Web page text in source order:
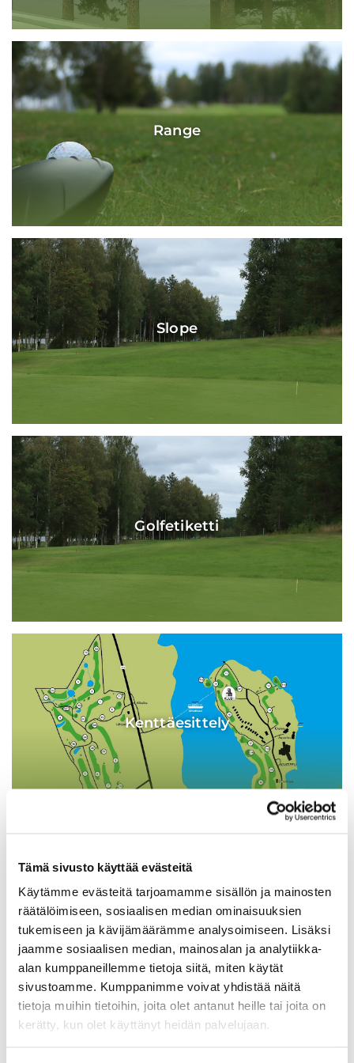
Tämä sivusto käyttää evästeitä
Käytämme evästeitä tarjoamamme sisällön ja mainosten
räätälöimiseen, sosiaalisen median ominaisuuksien
tukemiseen ja kävijämäärämme analysoimiseen. Lisäksi
jaamme sosiaalisen median, mainosalan ja analytiikka-
alan kumppaneillemme tietoja siitä, miten käytät
sivustoamme. Kumppanimme voivat yhdistää näitä
tietoja muihin tietoihin, joita olet antanut heille tai joita on
kerätty, kun olet käyttänyt heidän palvelujaan.
Range
Slope
Golfetiketti
Kenttäesittely
Ellun Palsta
07.08.2025 13:25